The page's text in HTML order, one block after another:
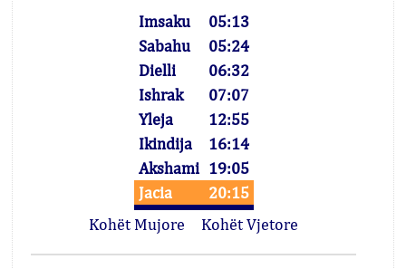
Imsaku
05:13
Sabahu
05:24
Dielli
06:32
Ishrak
07:07
Yleja
12:55
Ikindija
16:14
Akshami 19:05
Jacia
20:15
Kohët Mujore
Kohët Vjetore